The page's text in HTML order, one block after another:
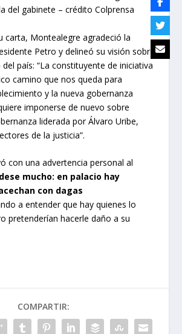
del gabinete – crédito Colprensa
carta, Montealegre agradeció la
Petro y delineó su visión sobre
país: “La constituyente de iniciativa
camino que nos queda para
y la nueva gobernanza
imponerse de nuevo sobre
liderada por Álvaro Uribe,
de la justicia”.
con una advertencia personal al
mucho: en palacio hay
con dagas
a entender que hay quienes lo
pretenderían hacerle daño a su
COMPARTIR: